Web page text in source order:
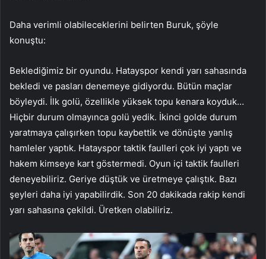
Daha verimli olabileceklerini belirten Buruk, şöyle
konuştu:
Beklediğimiz bir oyundu. Hatayspor kendi yarı sahasında
bekledi ve pasları denemeye gidiyordu. Bütün maçlar
böyleydi. İlk golü, özellikle yüksek topu kenara koyduk…
Hiçbir durum olmayınca golü yedik. İkinci golde durum
yaratmaya çalışırken topu kaybettik ve dönüşte yanlış
hamleler yaptık. Hatayspor taktik faulleri çok iyi yaptı ve
hakem kimseye kart göstermedi. Oyun içi taktik faulleri
deneyebiliriz. Geriye düştük ve üretmeye çalıştık. Bazı
şeyleri daha iyi yapabilirdik. Son 20 dakikada rakip kendi
yarı sahasına çekildi. Üretken olabiliriz.